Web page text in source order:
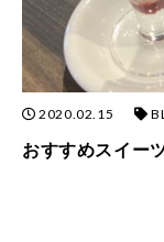
2020.02.15
おすすめスイー